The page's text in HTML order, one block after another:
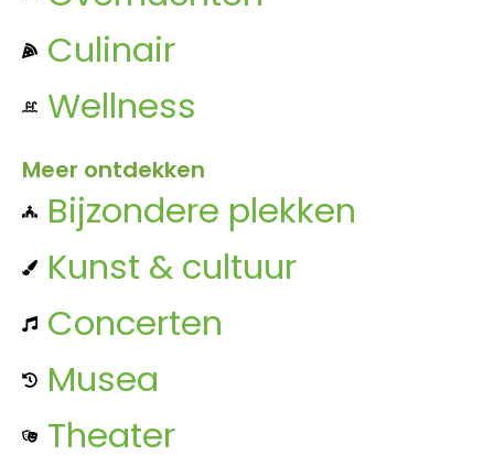
Culinair
Wellness
Meer ontdekken
Bijzondere plekken
Kunst & cultuur
Concerten
Musea
Theater